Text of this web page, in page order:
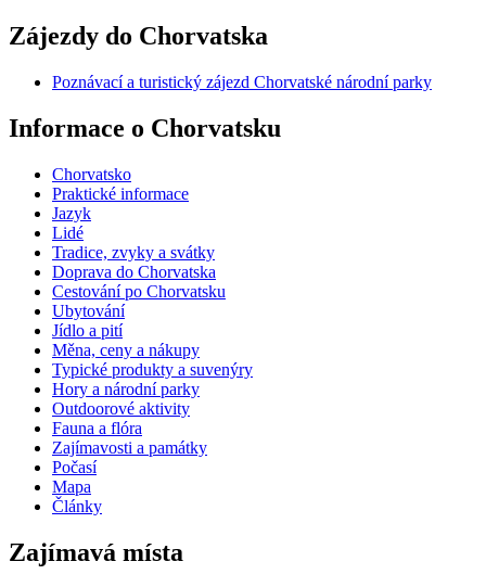
Zájezdy do Chorvatska
Poznávací a turistický zájezd Chorvatské národní parky
Informace o Chorvatsku
Chorvatsko
Praktické informace
Jazyk
Lidé
Tradice, zvyky a svátky
Doprava do Chorvatska
Cestování po Chorvatsku
Ubytování
Jídlo a pití
Měna, ceny a nákupy
Typické produkty a suvenýry
Hory a národní parky
Outdoorové aktivity
Fauna a flóra
Zajímavosti a památky
Počasí
Mapa
Články
Zajímavá místa